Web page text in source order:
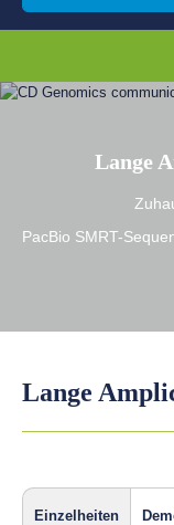
Lange
PacBio SMRT-
Lange
Einzelheiten